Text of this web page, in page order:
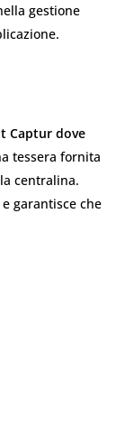
gestione
Captur dove
tessera fornita
centralina.
garantisce che